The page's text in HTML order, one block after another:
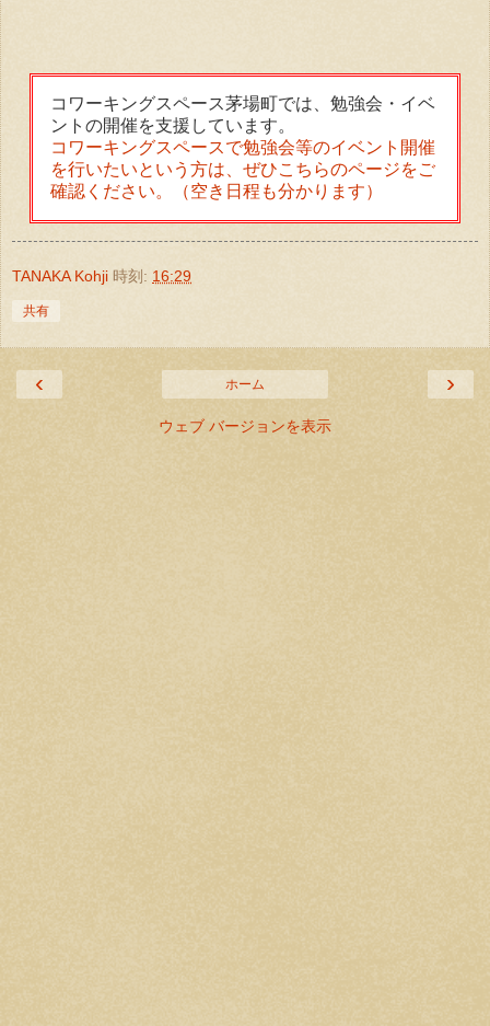
コワーキングスペース茅場町では、勉強会・イベ
ントの開催を支援しています。
コワーキングスペースで勉強会等のイベント開催
を行いたいという方は、ぜひこちらのページをご
確認ください。（空き日程も分かります）
TANAKA Kohji 時刻: 16:29
共有
‹ ›
ホーム
ウェブ バージョンを表示